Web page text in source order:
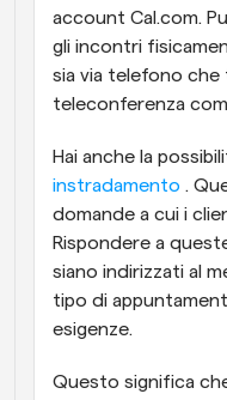
account Cal.com.
gli incontri
sia via telefono
teleconferenza
Hai anche la
instradamento .
domande a cui i
Rispondere a
siano indirizzati al
tipo di
esigenze.
Questo significa